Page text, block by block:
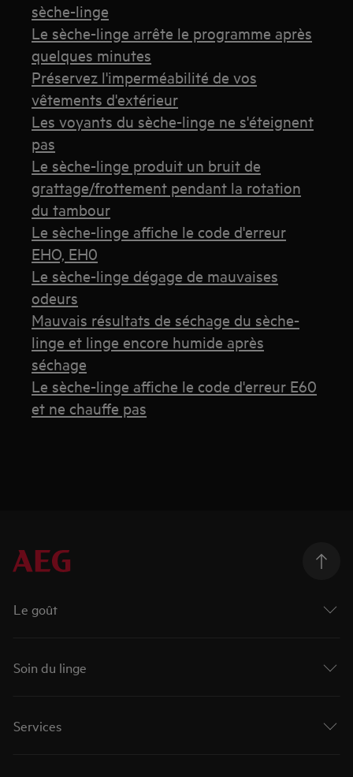
sèche-linge
Le sèche-linge arrête le programme après
quelques minutes
Préservez l'imperméabilité de vos
vêtements d'extérieur
Les voyants du sèche-linge ne s'éteignent
pas
Le sèche-linge produit un bruit de
grattage/frottement pendant la rotation
du tambour
Le sèche-linge affiche le code d'erreur
EHO, EH0
Le sèche-linge dégage de mauvaises
odeurs
Mauvais résultats de séchage du sèche-
linge et linge encore humide après
séchage
Le sèche-linge affiche le code d'erreur E60
et ne chauffe pas
Le goût
Soin du linge
Services